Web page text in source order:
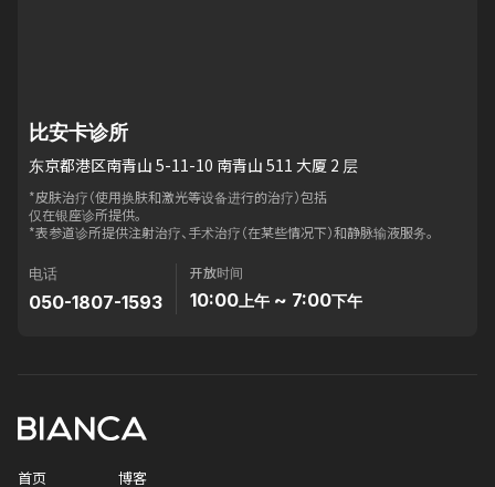
比安卡诊所
东京都港区南青山 5-11-10 南青山 511 大厦 2 层
*皮肤治疗（使用换肤和激光等设备进行的治疗）包括
仅在银座诊所提供。
*表参道诊所提供注射治疗、手术治疗（在某些情况下）和静脉输液服务。
电话
050-1807-1593
开放时间
10:00 上午 ~ 7:00下午
首页 博客